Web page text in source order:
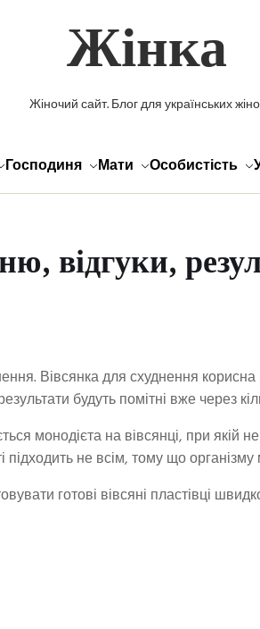
Жінка
Жіночий сайт. Блог для українських
Господиня Мати Особистість
відгуки,
Вівсянка для схуднення
будуть помітні вже через
монодієта на вівсянці, при якій
не всім, тому що
готові вівсяні пластівці